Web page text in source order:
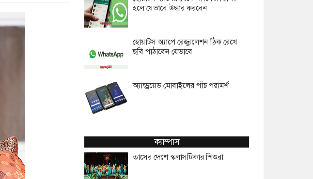
হলে যেভাবে উদ্ধার করবেন
হোয়াটস অ্যাপে রেজ্যুলেশন ঠিক রেখে
ছবি পাঠাবেন যেভাবে
অ্যান্ড্রয়েড মোবাইলের পাঁচ পরামর্শ
ক্যাম্পাস
তাসের দেশে স্কলাসটিকার শিশুরা